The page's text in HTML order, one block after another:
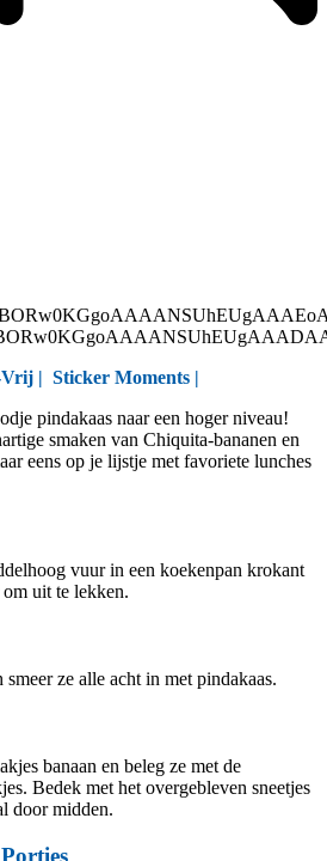
Vrij | Sticker Moments |
pindakaas naar een hoger niveau!
smaken van Chiquita-bananen en
eens op je lijstje met favoriete lunches
vuur in een koekenpan krokant
uit te lekken.
smeer ze alle acht in met pindakaas.
banaan en beleg ze met de
Bedek met het overgebleven sneetjes
door midden.